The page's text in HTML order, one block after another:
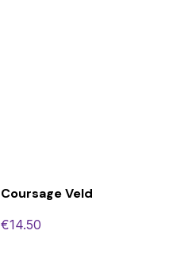
Coursage Veld
€14.50